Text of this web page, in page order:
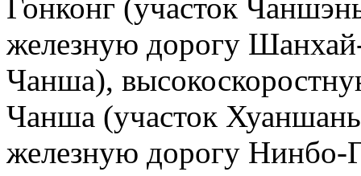
Гонконг (участок
железную дорогу
Чанша),
Чанша (участок
железную дорогу